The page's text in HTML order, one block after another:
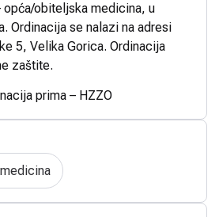
opća/obiteljska medicina, u
Ordinacija se nalazi na adresi
5, Velika Gorica. Ordinacija
zaštite.
prima – HZZO